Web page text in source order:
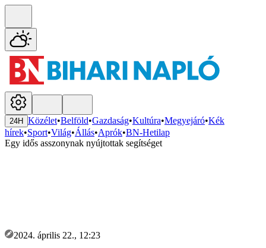
24H Közélet•Belföld•Gazdaság•Kultúra•Megyejáró•Kék
hírek•Sport•Világ•Állás•Aprók•BN-Hetilap
Egy idős asszonynak nyújtottak segítséget
2024. április 22., 12:23